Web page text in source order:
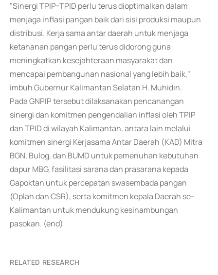
"Sinergi TPIP-TPID perlu terus dioptimalkan dalam
menjaga inflasi pangan baik dari sisi produksi maupun
distribusi. Kerja sama antar daerah untuk menjaga
ketahanan pangan perlu terus didorong guna
meningkatkan kesejahteraan masyarakat dan
mencapai pembangunan nasional yang lebih baik,"
imbuh Gubernur Kalimantan Selatan H. Muhidin.
Pada GNPIP tersebut dilaksanakan pencanangan
sinergi dan komitmen pengendalian inflasi oleh TPIP
dan TPID di wilayah Kalimantan, antara lain melalui
komitmen sinergi Kerjasama Antar Daerah (KAD) Mitra
BGN, Bulog, dan BUMD untuk pemenuhan kebutuhan
dapur MBG, fasilitasi sarana dan prasarana kepada
Gapoktan untuk percepatan swasembada pangan
(Oplah dan CSR), serta komitmen kepala Daerah se-
Kalimantan untuk mendukung kesinambungan
pasokan. (end)
RELATED RESEARCH